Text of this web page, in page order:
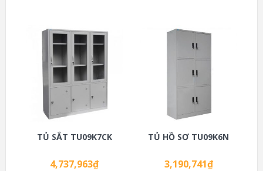
TỦ SẮT TU09K7CK
4,737,963₫
TỦ HỒ SƠ TU09K6N
3,190,741₫